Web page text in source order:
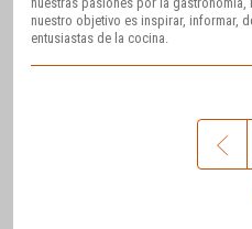
nuestro objetivo es inspirar, informar,
entusiastas de la cocina.